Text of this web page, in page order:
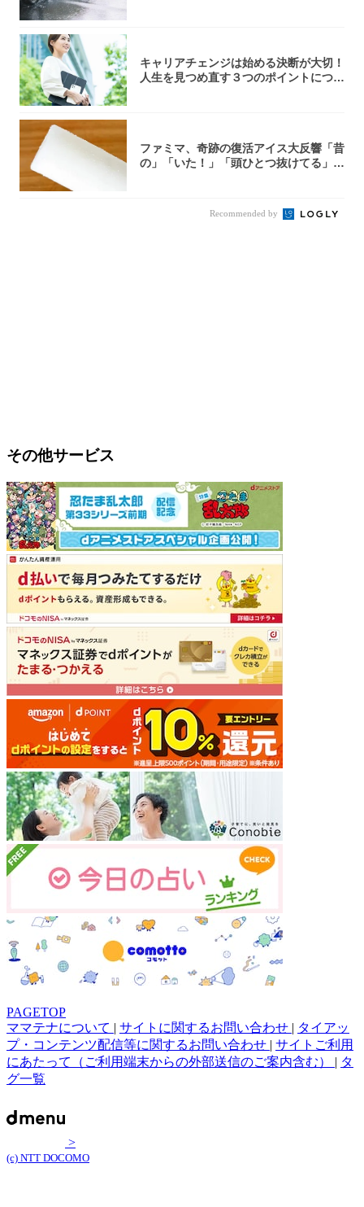
キャリアチェンジは始める決断が大切！
人生を見つめ直す３つのポイントについ
ファミマ、奇跡の復活アイス大反響「昔
の」「いた！」「頭ひとつ抜けてる」
Recommended by
その他サービス
PAGETOP
ママテナについて | サイトに関するお問い合わせ | タイアッ
プ・コンテンツ配信等に関するお問い合わせ | サイトご利用
にあたって（ご利用端末からの外部送信のご案内含む） | タ
グ一覧
>
(c) NTT DOCOMO